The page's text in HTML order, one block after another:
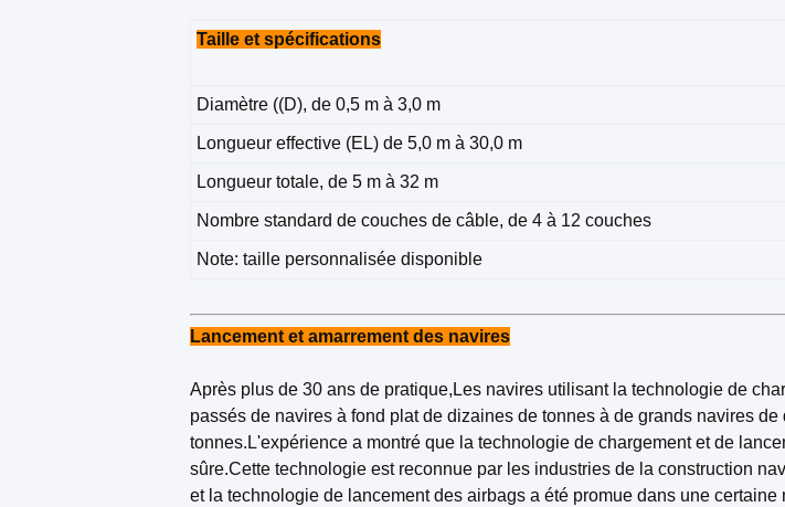
Taille et spécifications
Diamètre ((D), de 0,5 m à 3,0 m
Longueur effective (EL) de 5,0 m à 30,0 m
Longueur totale, de 5 m à 32 m
Nombre standard de couches de câble, de 4 à 12 couches
Note: taille personnalisée disponible
Lancement et amarrement des navires
Après plus de 30 ans de pratique,Les navires utilisant la technologie de
passés de navires à fond plat de dizaines de tonnes à de grands navires
tonnes.L'expérience a montré que la technologie de chargement et de
sûre.Cette technologie est reconnue par les industries de la construction
et la technologie de lancement des airbags a été promue dans une